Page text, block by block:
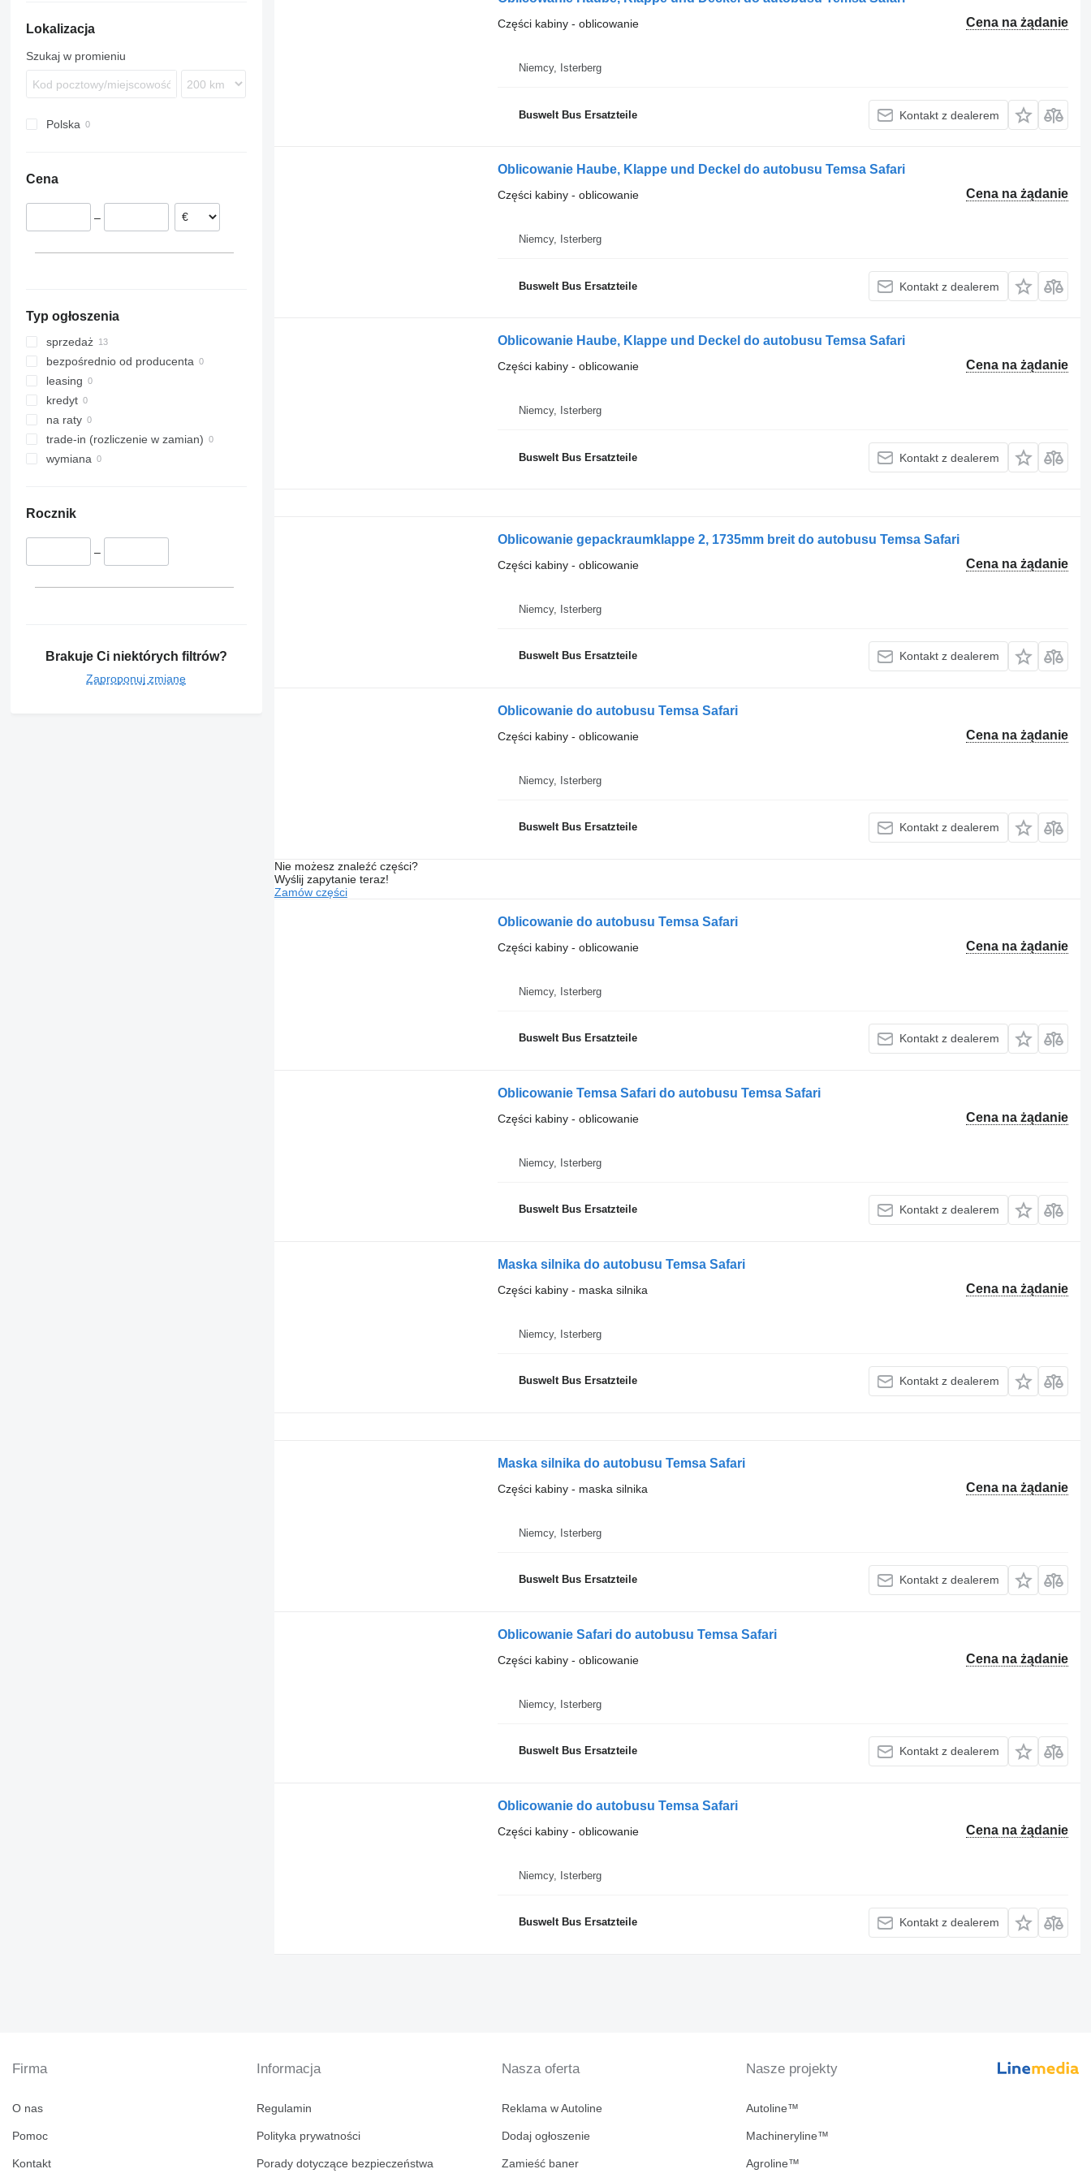
Sprinter
Tourismo
Travego
9700
B-series
Lokalizacja
Szukaj w promieniu
Polska
Cena
–
Typ ogłoszenia
sprzedaż
bezpośrednio od producenta
leasing
kredyt
na raty
trade-in (rozliczenie w zamian)
wymiana
Rocznik
–
Brakuje Ci niektórych filtrów?
Zaproponuj zmianę
Cena na żądanie
Części kabiny - oblicowanie
Niemcy, Isterberg
Buswelt Bus Ersatzteile Kontakt z dealerem
Oblicowanie Haube, Klappe und Deckel do autobusu Temsa Safari
Cena na żądanie
Części kabiny - oblicowanie
Niemcy, Isterberg
Buswelt Bus Ersatzteile Kontakt z dealerem
Oblicowanie Haube, Klappe und Deckel do autobusu Temsa Safari
Cena na żądanie
Części kabiny - oblicowanie
Niemcy, Isterberg
Buswelt Bus Ersatzteile Kontakt z dealerem
Oblicowanie gepackraumklappe 2, 1735mm breit do autobusu Temsa Safari
Cena na żądanie
Części kabiny - oblicowanie
Niemcy, Isterberg
Buswelt Bus Ersatzteile Kontakt z dealerem
Oblicowanie do autobusu Temsa Safari
Cena na żądanie
Części kabiny - oblicowanie
Niemcy, Isterberg
Buswelt Bus Ersatzteile Kontakt z dealerem
Nie możesz znaleźć części?
Wyślij zapytanie teraz!
Zamów części
Oblicowanie do autobusu Temsa Safari
Cena na żądanie
Części kabiny - oblicowanie
Niemcy, Isterberg
Buswelt Bus Ersatzteile Kontakt z dealerem
Oblicowanie Temsa Safari do autobusu Temsa Safari
Cena na żądanie
Części kabiny - oblicowanie
Niemcy, Isterberg
Buswelt Bus Ersatzteile Kontakt z dealerem
Maska silnika do autobusu Temsa Safari
Cena na żądanie
Części kabiny - maska silnika
Niemcy, Isterberg
Buswelt Bus Ersatzteile Kontakt z dealerem
Maska silnika do autobusu Temsa Safari
Cena na żądanie
Części kabiny - maska silnika
Niemcy, Isterberg
Buswelt Bus Ersatzteile Kontakt z dealerem
Oblicowanie Safari do autobusu Temsa Safari
Cena na żądanie
Części kabiny - oblicowanie
Niemcy, Isterberg
Buswelt Bus Ersatzteile Kontakt z dealerem
Oblicowanie do autobusu Temsa Safari
Cena na żądanie
Części kabiny - oblicowanie
Niemcy, Isterberg
Buswelt Bus Ersatzteile Kontakt z dealerem
Firma
O nas
Pomoc
Kontakt
Informacja
Regulamin
Polityka prywatności
Porady dotyczące bezpieczeństwa
Nasza oferta
Reklama w Autoline
Dodaj ogłoszenie
Zamieść baner
Nasze projekty
Autoline™
Machineryline™
Agroline™